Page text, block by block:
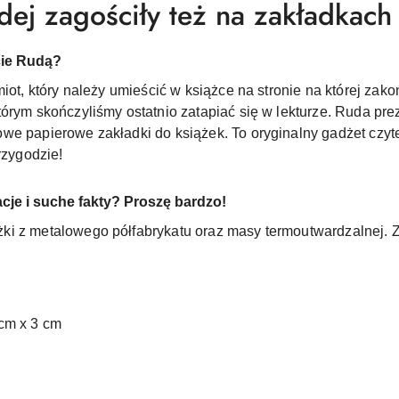
zagościły też na
Rudą?
który należy umieścić w książce na stronie na której
skończyliśmy ostatnio zatapiać się w lekturze. Ruda
papierowe zakładki do książek. To oryginalny gadżet
i suche fakty? Proszę bardzo!
z metalowego półfabrykatu oraz masy termoutwardzalnej.
x 3 cm